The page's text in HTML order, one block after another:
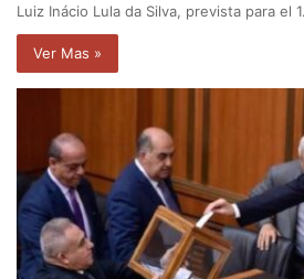
Luiz Inácio Lula da Silva, prevista para el
Ver Mas »